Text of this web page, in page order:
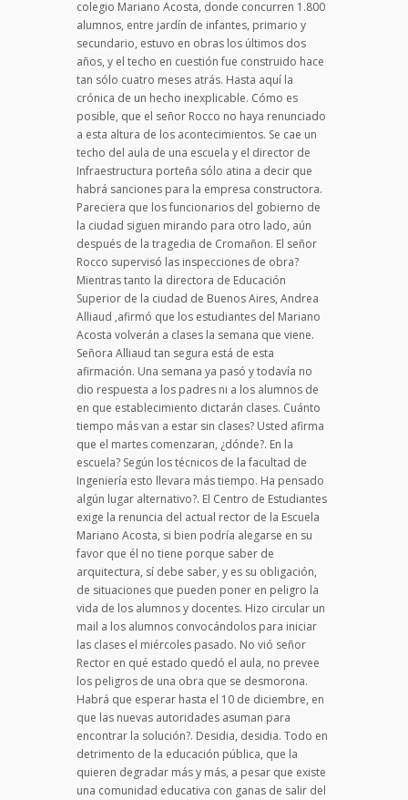
colegio Mariano Acosta, donde concurren 1.800
alumnos, entre jardín de infantes, primario y
secundario, estuvo en obras los últimos dos
años, y el techo en cuestión fue construido hace
tan sólo cuatro meses atrás. Hasta aquí la
crónica de un hecho inexplicable. Cómo es
posible, que el señor Rocco no haya renunciado
a esta altura de los acontecimientos. Se cae un
techo del aula de una escuela y el director de
Infraestructura porteña sólo atina a decir que
habrá sanciones para la empresa constructora.
Pareciera que los funcionarios del gobierno de
la ciudad siguen mirando para otro lado, aún
después de la tragedia de Cromañon. El señor
Rocco supervisó las inspecciones de obra?
Mientras tanto la directora de Educación
Superior de la ciudad de Buenos Aires, Andrea
Alliaud ,afirmó que los estudiantes del Mariano
Acosta volverán a clases la semana que viene.
Señora Alliaud tan segura está de esta
afirmación. Una semana ya pasó y todavía no
dio respuesta a los padres ni a los alumnos de
en que establecimiento dictarán clases. Cuánto
tiempo más van a estar sin clases? Usted afirma
que el martes comenzaran, ¿dónde?. En la
escuela? Según los técnicos de la facultad de
Ingeniería esto llevara más tiempo. Ha pensado
algún lugar alternativo?. El Centro de Estudiantes
exige la renuncia del actual rector de la Escuela
Mariano Acosta, si bien podría alegarse en su
favor que él no tiene porque saber de
arquitectura, sí debe saber, y es su obligación,
de situaciones que pueden poner en peligro la
vida de los alumnos y docentes. Hizo circular un
mail a los alumnos convocándolos para iniciar
las clases el miércoles pasado. No vió señor
Rector en qué estado quedó el aula, no prevee
los peligros de una obra que se desmorona.
Habrá que esperar hasta el 10 de diciembre, en
que las nuevas autoridades asuman para
encontrar la solución?. Desidia, desidia. Todo en
detrimento de la educación pública, que la
quieren degradar más y más, a pesar que existe
una comunidad educativa con ganas de salir del